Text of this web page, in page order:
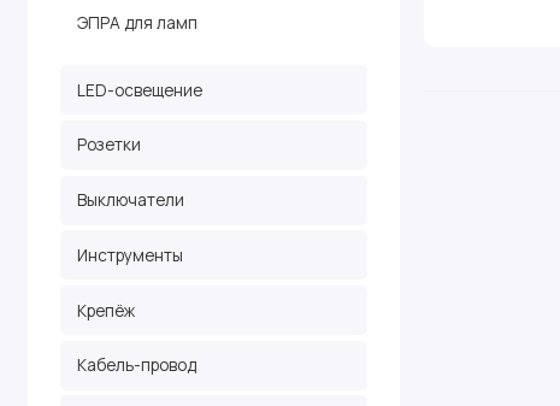
ЭПРА для ламп
LED-освещение
Розетки
Выключатели
Инструменты
Крепёж
Кабель-провод